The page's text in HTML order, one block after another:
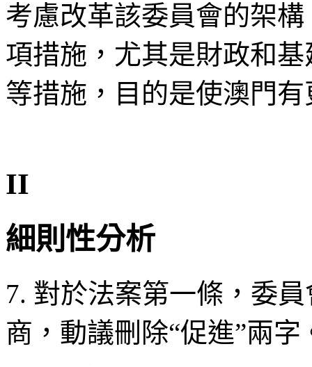
考慮改革該委員會的架
項措施，尤其是財政和
等措施，目的是使澳門
II
細則性分析
7. 對於法案第一條，委
商，動議刪除“促進”兩字